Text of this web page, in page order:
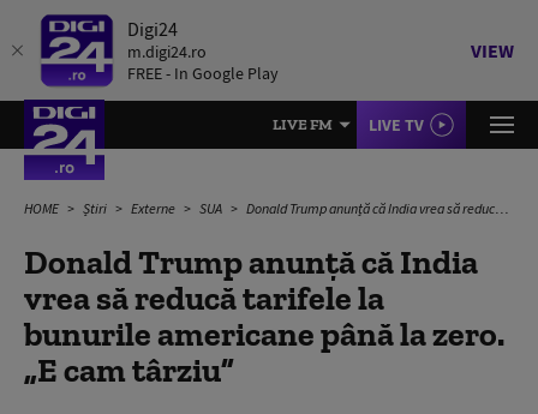
Digi24
m.digi24.ro
FREE - In Google Play
VIEW
LIVE FM LIVE TV
HOME Știri Externe SUA Donald Trump anunță că India vrea să reducă tarifele la bunurile americane până la zero. „E cam târziu”
Donald Trump anunță că India
vrea să reducă tarifele la
bunurile americane până la zero.
„E cam târziu”